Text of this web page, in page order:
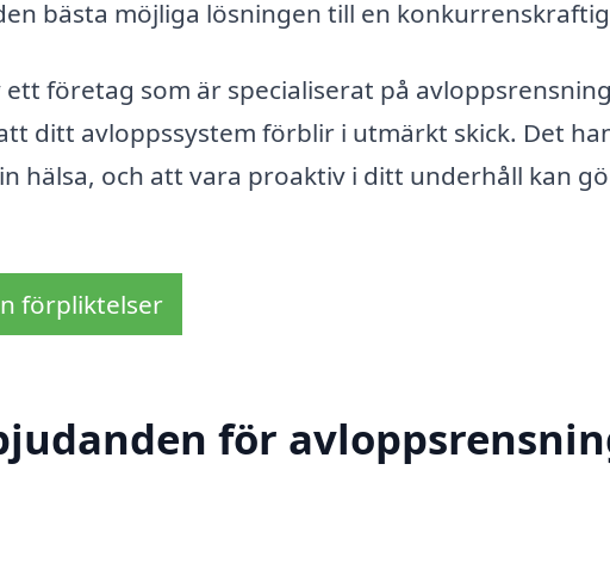
bästa möjliga lösningen till en
företag som är specialiserat på
ditt avloppssystem förblir i utmärkt skick. Det
hälsa, och att vara proaktiv i ditt underhåll kan
förpliktelser
för